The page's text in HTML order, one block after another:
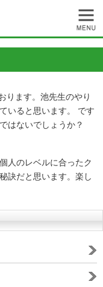
ります。池先生のやり
いると思います。 です
はないでしょうか？
人のレベルに合ったク
訣だと思います。楽し